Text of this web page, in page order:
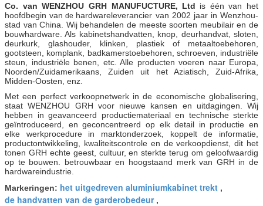
Co. van WENZHOU GRH MANUFUCTURE, Ltd is één van het
hoofdbegin van de hardwareleverancier van 2002 jaar in Wenzhou-
stad van China. Wij behandelen de meeste soorten meubilair en de
bouwhardware. Als kabinetshandvatten, knop, deurhandvat, sloten,
deurkurk, glashouder, klinken, plastiek of metaaltoebehoren,
gootsteen, komplank, badkamerstoebehoren, schroeven, industriële
steun, industriële benen, etc. Alle producten voeren naar Europa,
Noorden/Zuidamerikaans, Zuiden uit het Aziatisch, Zuid-Afrika,
Midden-Oosten, enz.
Met een perfect verkoopnetwerk in de economische globalisering,
staat WENZHOU GRH voor nieuwe kansen en uitdagingen. Wij
hebben in geavanceerd productiemateriaal en technische sterkte
geïntroduceerd, en geconcentreerd op elk detail in productie en
elke werkprocedure in marktonderzoek, koppelt de informatie,
productontwikkeling, kwaliteitscontrole en de verkoopdienst, dit het
tonen GRH echte geest, cultuur, en sterkte terug om geloofwaardig
op te bouwen. betrouwbaar en hoogstaand merk van GRH in de
hardwareindustrie.
Markeringen: het uitgedreven aluminiumkabinet trekt ,
de handvatten van de garderobedeur,